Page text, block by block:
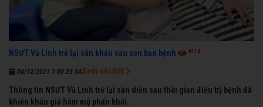
NSƯT Vũ Linh trở lại sân khấu sau cơn bạo bệnh 4112
04/12/2021 7:00:23 SA
Thông tin NSƯT Vũ Linh trở lại sàn diễn sau thời gian điều trị bệnh đã
khiến khán giả hâm mộ phấn khởi.
Xem chi tiết